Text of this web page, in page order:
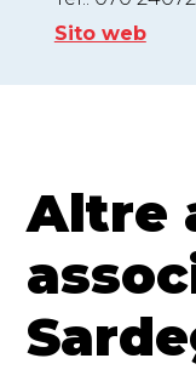
Sito web
Altre